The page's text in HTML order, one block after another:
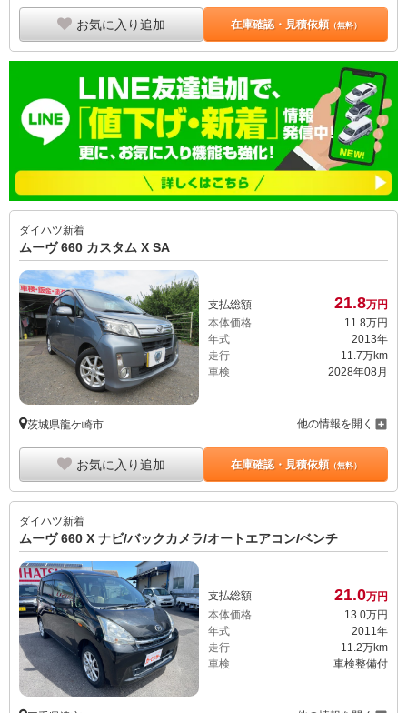
お気に入り追加 在庫確認・見積依頼（無料）
ダイハツ新着
ムーヴ 660 カスタム X SA
支払総額 21.8万円
本体価格
11.8万円
年式
2013年
走行
11.7万km
車検
2028年08月
茨城県龍ケ崎市 他の情報を開く
お気に入り追加 在庫確認・見積依頼（無料）
ダイハツ新着
ムーヴ 660 X ナビ/バックカメラ/オートエアコン/ベンチ
支払総額 21.0万円
本体価格
13.0万円
年式
2011年
走行
11.2万km
車検
車検整備付